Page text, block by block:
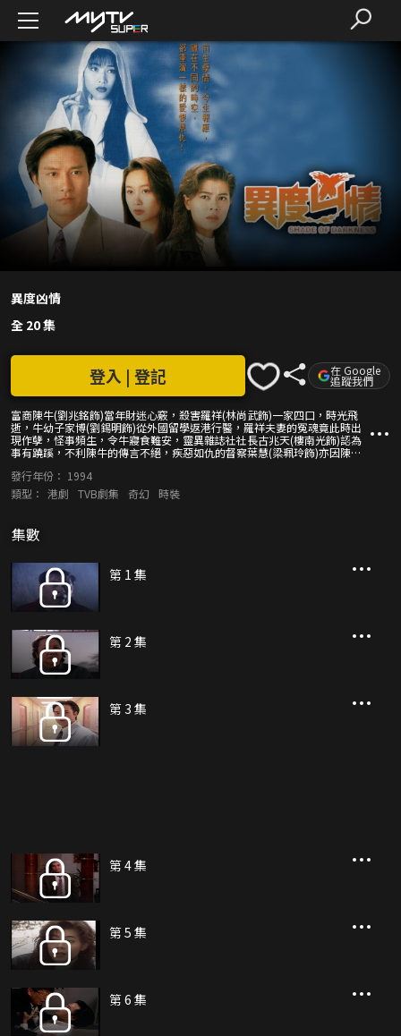
異度凶情
全 20 集
富商陳牛(劉兆銘飾)當年財迷心竅，殺害羅祥(林尚武飾)一家四口，時光飛
逝，牛幼子家博(劉錫明飾)從外國留學返港行醫，羅祥夫妻的冤魂竟此時出
現作孽，怪事頻生，令牛寢食難安，靈異雜誌社社長古兆天(樓南光飾)認為
事有蹺蹊，不利陳牛的傳言不絕，疾惡如仇的督察葉慧(梁珮玲飾)亦因陳牛
文英鬼魂亦被陳牛法師施法鎮壓。 鍾情於家博的邊緣少女姚美琪(郭可盈飾)
失足墜樓喪生，鬼魂羅小薇(蔡少芬飾)乘時借屍還魂，與博再續前世緣，二
人展開一段甜蜜的人鬼戀情。 一次山泥傾瀉，令羅祥一家遺骸湧現，冤鬼再
是前世仇人，自此陳家不如意事一一發生。
登入 | 登記 在 Google
追蹤我們
發行年份： 1994
類型： 港劇 TVB劇集 奇幻 時裝
集數
第 1 集
第 2 集
第 3 集
第 4 集
第 5 集
第 6 集